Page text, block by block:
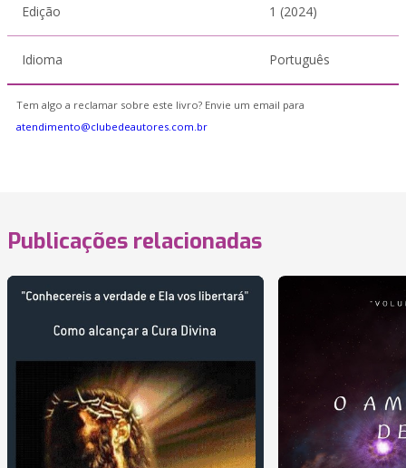
Edição 1 (2024)
Idioma Português
Tem algo a reclamar sobre este livro? Envie um email para
atendimento@clubedeautores.com.br
Publicações relacionadas